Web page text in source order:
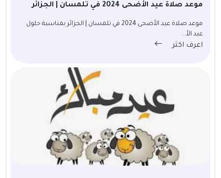
موعد صلاة عيد الأضحى 2024 في تلمسان | الجزائر
موعد صلاة عيد الأضحى 2024 في تلمسان | الجزائر بمناسبة حلول
عيد الأ...
اعرف اكثر